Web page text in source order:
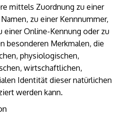
mittels Zuordnung zu einer
zu einer Kennnummer,
einer Online-Kennung oder zu
besonderen Merkmalen, die
physiologischen,
wirtschaftlichen,
Identität dieser natürlichen
werden kann.